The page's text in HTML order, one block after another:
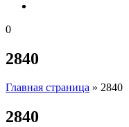
0
2840
Главная страница » 2840
2840